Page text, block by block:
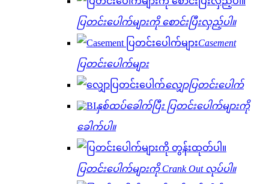
ပြတင်းပေါက်များကို စောင်းပြီးလှည့်ပါ။
Casement
ပြတင်းပေါက်များ
လျှောပြတင်းပေါက်
နှစ်ထပ်ခေါက်ပြီး ပြတင်းပေါက်များကို
ခေါက်ပါ။
ပြတင်းပေါက်များကို Crank Out လုပ်ပါ။